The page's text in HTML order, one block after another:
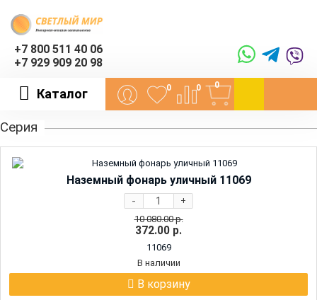
+7 800 511 40 06
+7 929 909 20 98
Каталог 0 0 0
Серия
Наземный фонарь уличный 11069
- +
10 080.00р.
372.00 р.
11069
В наличии
В корзину